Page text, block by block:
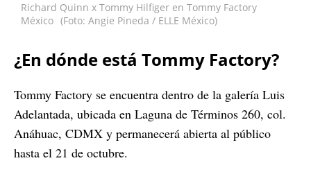
Richard Quinn x Tommy Hilfiger en Tommy Factory
México (Foto: Angie Pineda / ELLE México)
¿En dónde está Tommy Factory?
Tommy Factory se encuentra dentro de la galería Luis
Adelantada, ubicada en Laguna de Términos 260, col.
Anáhuac, CDMX y permanecerá abierta al público
hasta el 21 de octubre.